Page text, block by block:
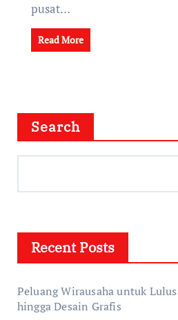
pusat…
Read More
Search
Recent Posts
Peluang Wirausaha untuk
hingga Desain Grafis